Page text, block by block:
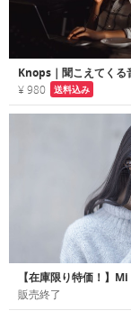
¥ 980 送料込み
販売終了